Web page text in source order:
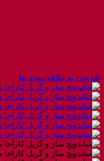
افزودن به علاقه مندی ها